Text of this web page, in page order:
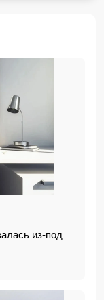
из-под